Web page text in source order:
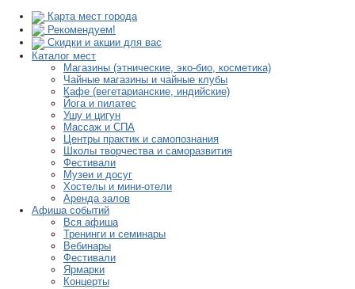
Карта мест города
Рекомендуем!
Скидки и акции для вас
Каталог мест
Магазины (этнические, эко-био, косметика)
Чайные магазины и чайные клубы
Кафе (вегетарианские, индийские)
Йога и пилатес
Ушу и цигун
Массаж и СПА
Центры практик и самопознания
Школы творчества и саморазвития
Фестивали
Музеи и досуг
Хостелы и мини-отели
Аренда залов
Афиша событий
Вся афиша
Тренинги и семинары
Вебинары
Фестивали
Ярмарки
Концерты